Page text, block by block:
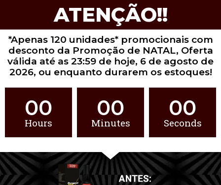
ATENÇÃO!!
*Apenas 120 unidades* promocionais com
desconto da Promoção de NATAL, Oferta
válida até as 23:59 de hoje, 6 de agosto de
2026, ou enquanto durarem os estoques!
00
Hours
00
Minutes
00
Seconds